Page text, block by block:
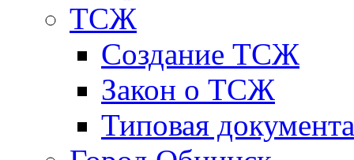
ТСЖ
Создание ТСЖ
Закон о ТСЖ
Типовая